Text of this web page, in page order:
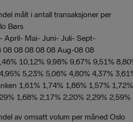
målt i antall transaksjoner per
Børs
April- Mai- Juni- Juli- Sept-
08 08 08 08 08 Aug-08 08
10,12% 9,98% 9,67% 9,51%
5,23% 5,06% 4,80% 4,37%
1,61% 1,74% 1,86% 1,57%
1,68% 2,17% 2,20% 2,29%
av omsatt volum per måned Oslo